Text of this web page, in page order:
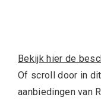
Bekijk hier de
Of scroll door in
aanbiedingen van